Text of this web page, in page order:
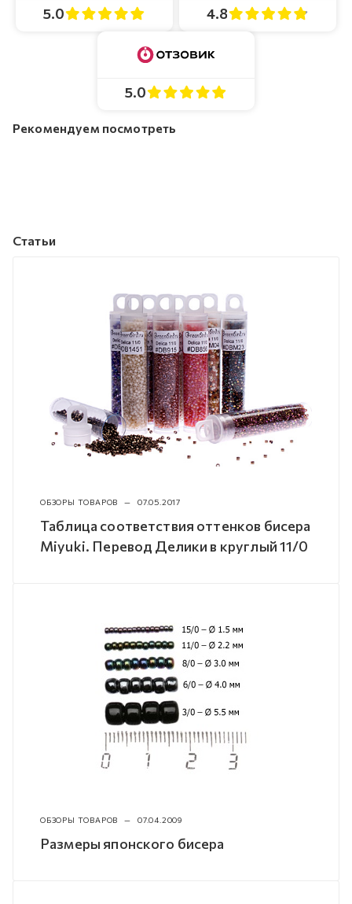
5.0 4.8
5.0
Рекомендуем посмотреть
Статьи
ОБЗОРЫ ТОВАРОВ — 07.05.2017
Таблица соответствия оттенков бисера
Miyuki. Перевод Делики в круглый 11/0
ОБЗОРЫ ТОВАРОВ — 07.04.2009
Размеры японского бисера